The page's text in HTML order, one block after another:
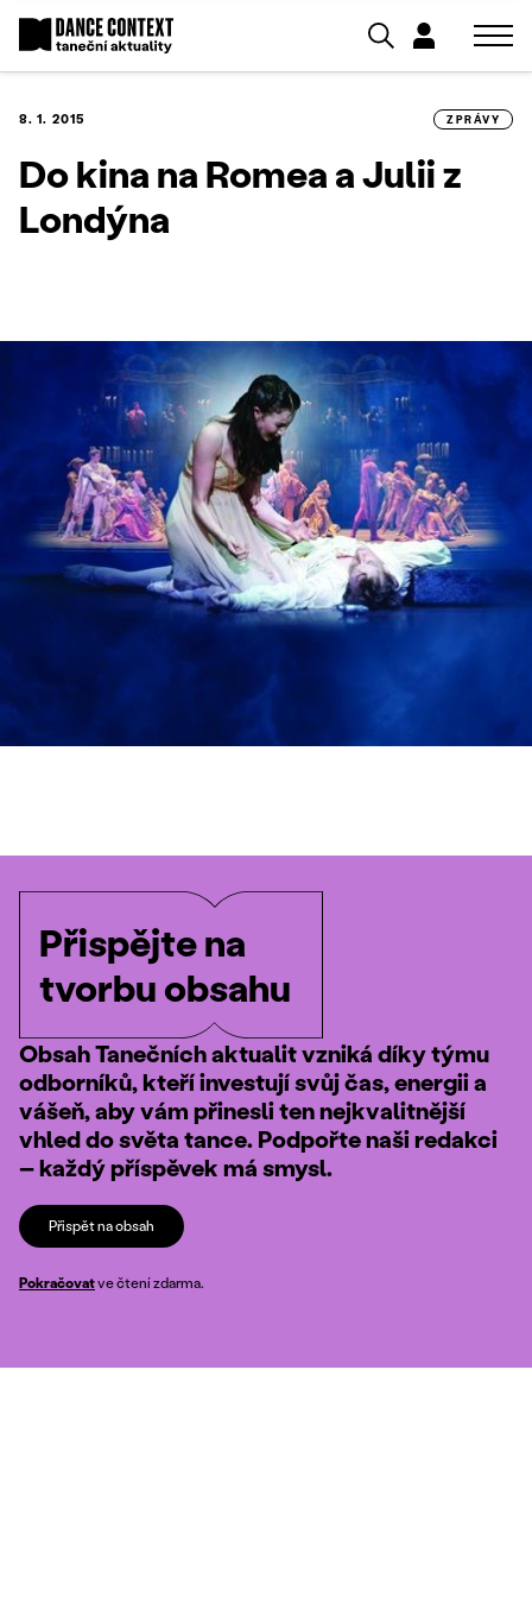
8. 1. 2015 ZPRÁVY
Do kina na Romea a Julii z
Londýna
Přispějte na
tvorbu obsahu
Obsah Tanečních aktualit vzniká díky týmu
odborníků, kteří investují svůj čas, energii a
vášeň, aby vám přinesli ten nejkvalitnější
vhled do světa tance. Podpořte naši redakci
– každý příspěvek má smysl.
Přispět na obsah
Pokračovatve čtení zdarma.